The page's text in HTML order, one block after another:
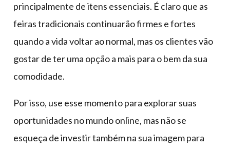
principalmente de itens essenciais. É claro que as
feiras tradicionais continuarão firmes e fortes
quando a vida voltar ao normal, mas os clientes vão
gostar de ter uma opção a mais para o bem da sua
comodidade.
Por isso, use esse momento para explorar suas
oportunidades no mundo online, mas não se
esqueça de investir também na sua imagem para